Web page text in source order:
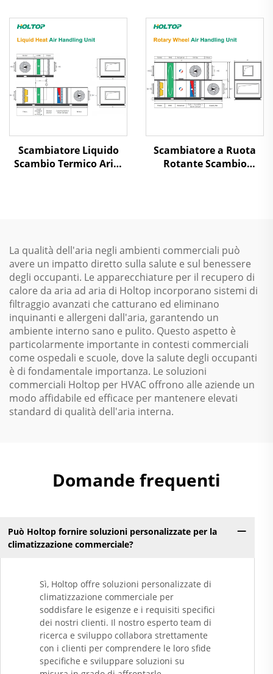
Scambiatore Liquido
Scambio Termico Aria-
Scambiatore a Ruota
Rotante Scambio
La qualità dell'aria negli ambienti commerciali può
avere un impatto diretto sulla salute e sul benessere
degli occupanti. Le apparecchiature per il recupero di
calore da aria ad aria di Holtop incorporano sistemi di
filtraggio avanzati che catturano ed eliminano
inquinanti e allergeni dall'aria, garantendo un
ambiente interno sano e pulito. Questo aspetto è
particolarmente importante in contesti commerciali
come ospedali e scuole, dove la salute degli occupanti
è di fondamentale importanza. Le soluzioni
commerciali Holtop per HVAC offrono alle aziende un
modo affidabile ed efficace per mantenere elevati
standard di qualità dell'aria interna.
Domande frequenti
Può Holtop fornire soluzioni personalizzate per la
climatizzazione commerciale?
Sì, Holtop offre soluzioni personalizzate di
climatizzazione commerciale per
soddisfare le esigenze e i requisiti specifici
dei nostri clienti. Il nostro esperto team di
ricerca e sviluppo collabora strettamente
con i clienti per comprendere le loro sfide
specifiche e sviluppare soluzioni su